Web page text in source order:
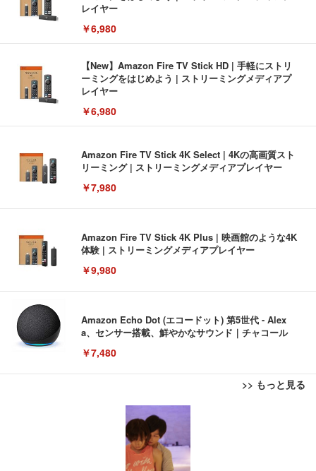
レイヤー
￥6,980
【New】Amazon Fire TV Stick HD | 手軽にストリ
ーミングをはじめよう | ストリーミングメディアプ
レイヤー
￥6,980
Amazon Fire TV Stick 4K Select | 4Kの高画質スト
リーミング | ストリーミングメディアプレイヤー
￥7,980
Amazon Fire TV Stick 4K Plus | 映画館のような4K
体験 | ストリーミングメディアプレイヤー
￥9,980
Amazon Echo Dot (エコードット) 第5世代 - Alex
a、センサー搭載、鮮やかなサウンド｜チャコール
￥7,480
>> もっと見る
[EdoErgo] オフィスチェア 椅子 テレワーク 疲れな
い 跳ね上げ式アームレスト コンパクト 約105度ロッ
キング pc 事務椅子 360度回転 座面昇降 強化ナイロ
ン樹脂ベース 通気性メッシュ 在宅ワーク H-WY01
(黒網+黒枠+黒足)
EIZO ビジネス向けプレミアムモニター | FlexScan
EV3240X-WT | 31.5型4K UHD・USB Type-C・ホワ
Amazonベーシック ペットシーツ 薄型 レギュラー 1
回使い捨て 無香料 ホワイト 300枚